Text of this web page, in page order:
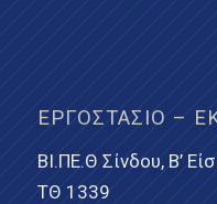
ΕΡΓΟΣΤΆΣΙΟ –
ΒΙ.ΠΕ.Θ Σίνδου, Β’
ΤΘ 1339